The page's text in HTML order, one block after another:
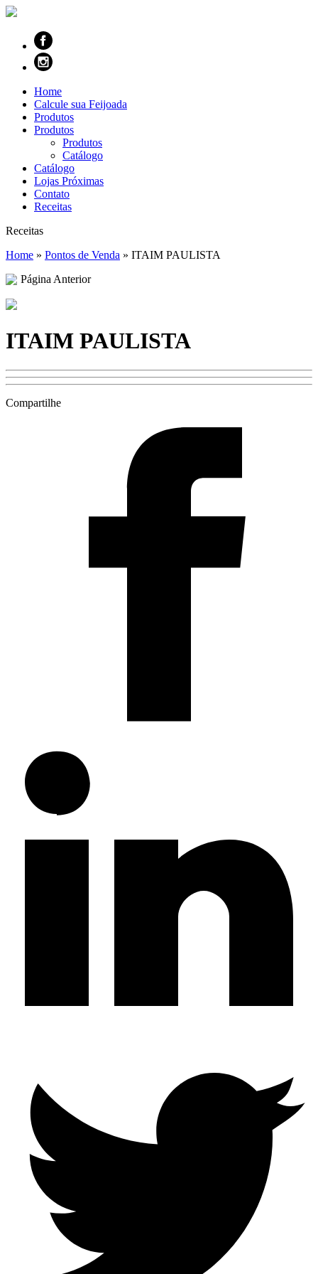
Home
Calcule sua Feijoada
Produtos
Produtos
Produtos
Catálogo
Catálogo
Lojas Próximas
Contato
Receitas
Receitas
Home » Pontos de Venda » ITAIM PAULISTA
Página Anterior
ITAIM PAULISTA
Compartilhe